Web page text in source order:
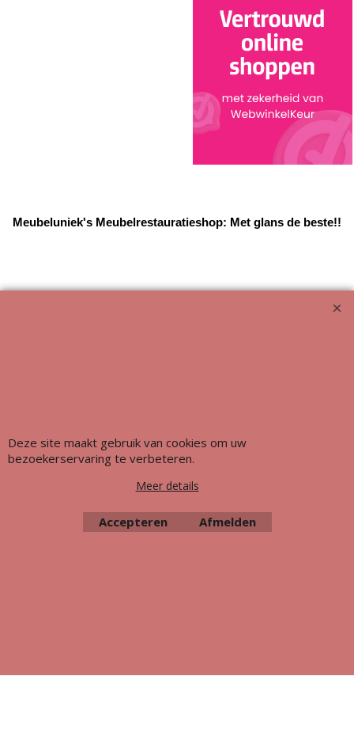
Meubeluniek's Meubelrestauratieshop: Met glans de beste!!
Webwinkel gemaakt met ShopFactory webwinkel software.
Deze site maakt gebruik van cookies om uw
bezoekerservaring te verbeteren.
Meer details
Accepteren Afmelden